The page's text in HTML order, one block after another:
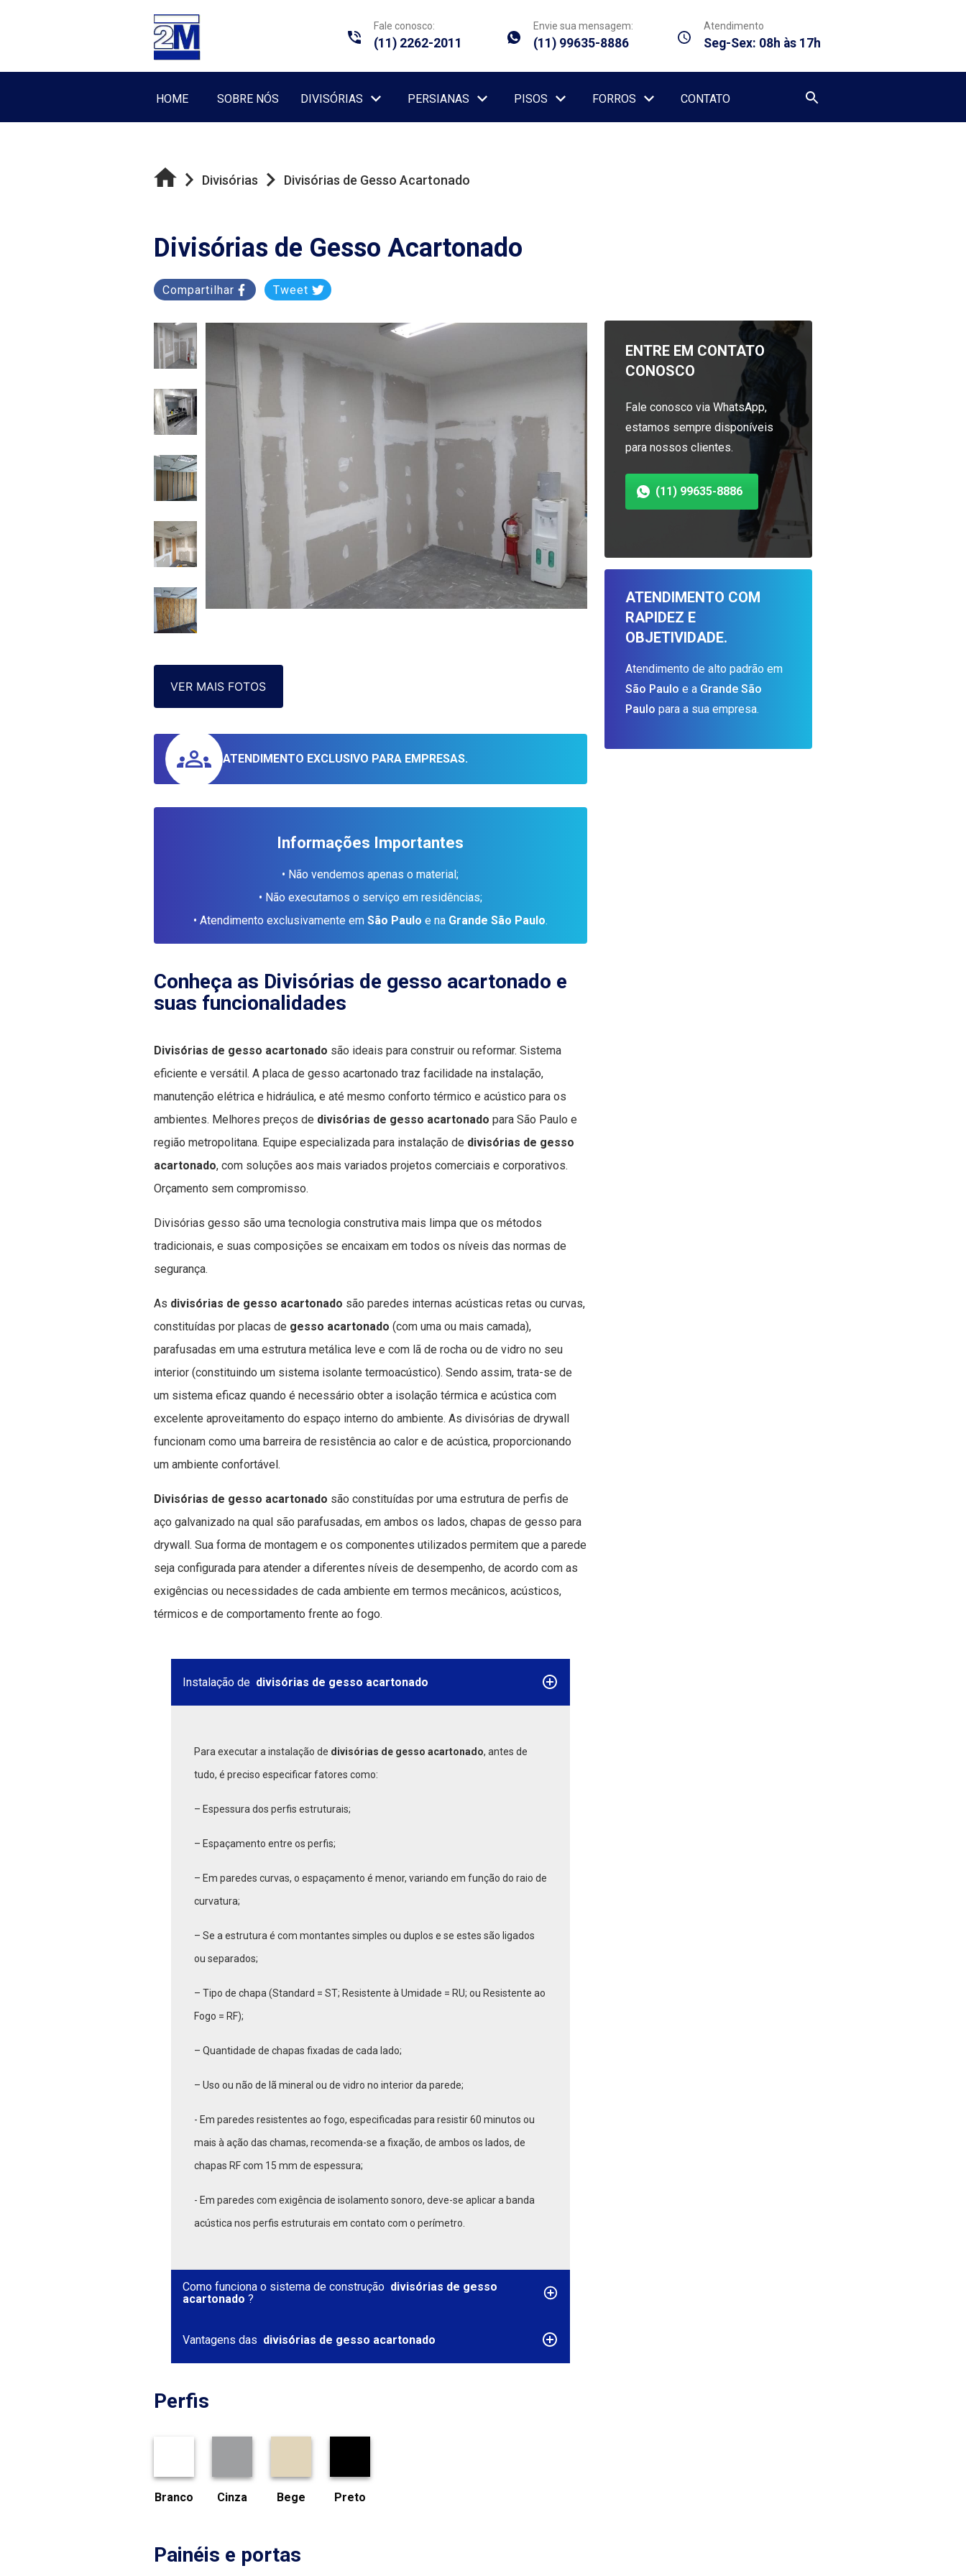
Fale conosco:
(11) 2262-2011
Envie sua mensagem:
(11) 99635-8886
Atendimento
Seg-Sex: 08h às 17h
HOME SOBRE NÓS DIVISÓRIAS PERSIANAS PISOS FORROS CONTATO
Divisórias Divisórias de Gesso Acartonado
Divisórias de Gesso Acartonado
Compartilhar Tweet
VER MAIS FOTOS
ATENDIMENTO EXCLUSIVO PARA EMPRESAS.
Informações Importantes
• Não vendemos apenas o material;
• Não executamos o serviço em residências;
• Atendimento exclusivamente em São Paulo e na Grande São Paulo.
Conheça as Divisórias de gesso acartonado e
suas funcionalidades
Divisórias de gesso acartonado são ideais para construir ou reformar. Sistema
eficiente e versátil. A placa de gesso acartonado traz facilidade na instalação,
manutenção elétrica e hidráulica, e até mesmo conforto térmico e acústico para os
ambientes. Melhores preços de divisórias de gesso acartonado para São Paulo e
região metropolitana. Equipe especializada para instalação de divisórias de gesso
acartonado, com soluções aos mais variados projetos comerciais e corporativos.
Orçamento sem compromisso.
Divisórias gesso são uma tecnologia construtiva mais limpa que os métodos
tradicionais, e suas composições se encaixam em todos os níveis das normas de
segurança.
As divisórias de gesso acartonado são paredes internas acústicas retas ou curvas,
constituídas por placas de gesso acartonado (com uma ou mais camada),
parafusadas em uma estrutura metálica leve e com lã de rocha ou de vidro no seu
interior (constituindo um sistema isolante termoacústico). Sendo assim, trata-se de
um sistema eficaz quando é necessário obter a isolação térmica e acústica com
excelente aproveitamento do espaço interno do ambiente. As divisórias de drywall
funcionam como uma barreira de resistência ao calor e de acústica, proporcionando
um ambiente confortável.
Divisórias de gesso acartonado são constituídas por uma estrutura de perfis de
aço galvanizado na qual são parafusadas, em ambos os lados, chapas de gesso para
drywall. Sua forma de montagem e os componentes utilizados permitem que a parede
seja configurada para atender a diferentes níveis de desempenho, de acordo com as
exigências ou necessidades de cada ambiente em termos mecânicos, acústicos,
térmicos e de comportamento frente ao fogo.
Instalação de divisórias de gesso acartonado
Para executar a instalação de divisórias de gesso acartonado, antes de
tudo, é preciso especificar fatores como:
– Espessura dos perfis estruturais;
– Espaçamento entre os perfis;
– Em paredes curvas, o espaçamento é menor, variando em função do raio de
curvatura;
– Se a estrutura é com montantes simples ou duplos e se estes são ligados
ou separados;
– Tipo de chapa (Standard = ST; Resistente à Umidade = RU; ou Resistente ao
Fogo = RF);
– Quantidade de chapas fixadas de cada lado;
– Uso ou não de lã mineral ou de vidro no interior da parede;
- Em paredes resistentes ao fogo, especificadas para resistir 60 minutos ou
mais à ação das chamas, recomenda-se a fixação, de ambos os lados, de
chapas RF com 15 mm de espessura;
- Em paredes com exigência de isolamento sonoro, deve-se aplicar a banda
acústica nos perfis estruturais em contato com o perímetro.
Como funciona o sistema de construção divisórias de gesso
acartonado ?
Vantagens das divisórias de gesso acartonado
Perfis
Branco Cinza Bege Preto
Painéis e portas
ENTRE EM CONTATO
CONOSCO
Fale conosco via WhatsApp,
estamos sempre disponíveis
para nossos clientes.
(11) 99635-8886
ATENDIMENTO COM
RAPIDEZ E
OBJETIVIDADE.
Atendimento de alto padrão em
São Paulo e a Grande São
Paulo para a sua empresa.